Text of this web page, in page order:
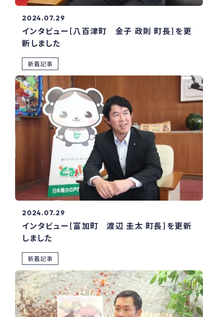
2024.07.29
インタビュー［八百津町 金子 政則 町長］を更
新しました
新着記事
2024.07.29
インタビュー［富加町 渡辺 圭太 町長］を更新
しました
新着記事